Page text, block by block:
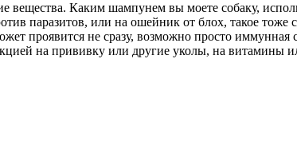
вещества. Каким шампунем вы моете собаку,
паразитов, или на ошейник от блох, такое тоже
проявится не сразу, возможно просто иммунная
на прививку или другие уколы, на витамины